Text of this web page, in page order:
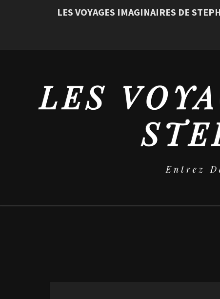
LES VOYAGES IMAGINAIRES DE
LES
Entrez